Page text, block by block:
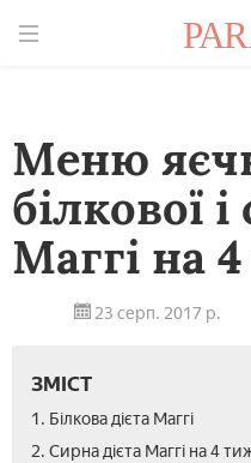
Меню
білкової
Маггі на
23 серп. 2017 р.
ЗМІСТ
1. Білкова дієта Маггі
2. Сирна дієта Маггі на 4